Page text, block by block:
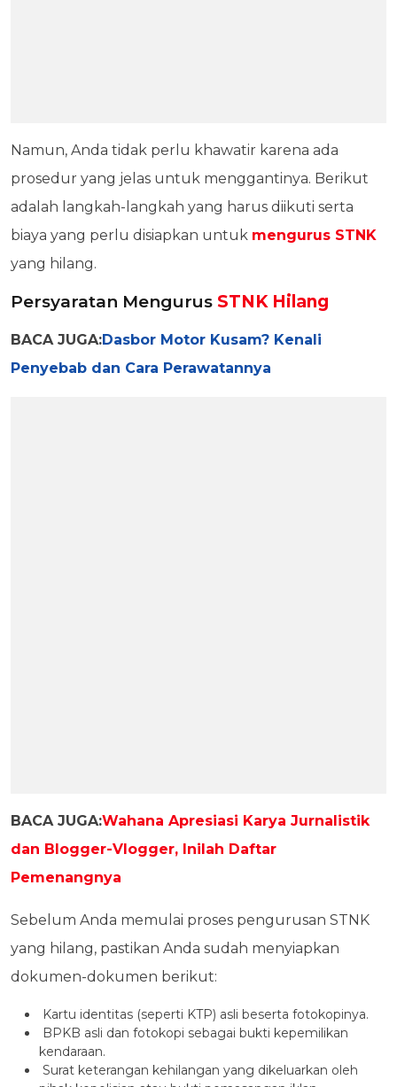
Namun, Anda tidak perlu khawatir karena ada
prosedur yang jelas untuk menggantinya. Berikut
adalah langkah-langkah yang harus diikuti serta
biaya yang perlu disiapkan untuk mengurus STNK
yang hilang.
Persyaratan Mengurus STNK Hilang
BACA JUGA:Dasbor Motor Kusam? Kenali
Penyebab dan Cara Perawatannya
BACA JUGA:Wahana Apresiasi Karya Jurnalistik
dan Blogger-Vlogger, Inilah Daftar
Pemenangnya
Sebelum Anda memulai proses pengurusan STNK
yang hilang, pastikan Anda sudah menyiapkan
dokumen-dokumen berikut:
Kartu identitas (seperti KTP) asli beserta fotokopinya.
BPKB asli dan fotokopi sebagai bukti kepemilikan
kendaraan.
Surat keterangan kehilangan yang dikeluarkan oleh